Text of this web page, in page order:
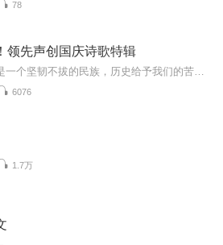
78
领先声创国庆诗歌特辑
6076
1.7万